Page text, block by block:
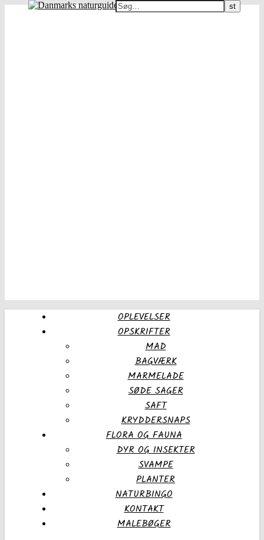
Danmarks naturguide
OPLEVELSER
OPSKRIFTER
MAD
BAGVÆRK
MARMELADE
SØDE SAGER
SAFT
KRYDDERSNAPS
FLORA OG FAUNA
DYR OG INSEKTER
SVAMPE
PLANTER
NATURBINGO
KONTAKT
MALEBØGER